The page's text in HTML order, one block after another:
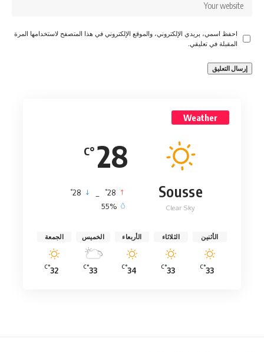
احفظ اسمي، بريدي الإلكتروني، والموقع الإلكتروني في هذا المتصفح لاستخدامها المرة
المقبلة في تعليقي.
Weather
28
°C
Sousse
Clear Sky
28
°
28
°
55%
الأثنين
33
°C
الثلاثاء
33
°C
الأربعاء
34
°C
الخميس
33
°C
الجمعة
32
°C